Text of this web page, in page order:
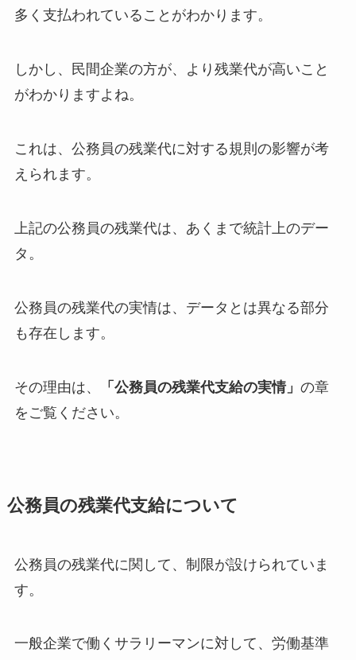
多く支払われていることがわかります。
しかし、民間企業の方が、より残業代が高いこと
がわかりますよね。
これは、公務員の残業代に対する規則の影響が考
えられます。
上記の公務員の残業代は、あくまで統計上のデー
タ。
公務員の残業代の実情は、データとは異なる部分
も存在します。
その理由は、 「公務員の残業代支給の実情」 の章
をご覧ください。
公務員の残業代支給について
公務員の残業代に関して、制限が設けられていま
す。
一般企業で働くサラリーマンに対して、労働基準